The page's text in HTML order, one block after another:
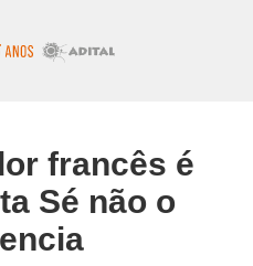
francês é
Sé não o